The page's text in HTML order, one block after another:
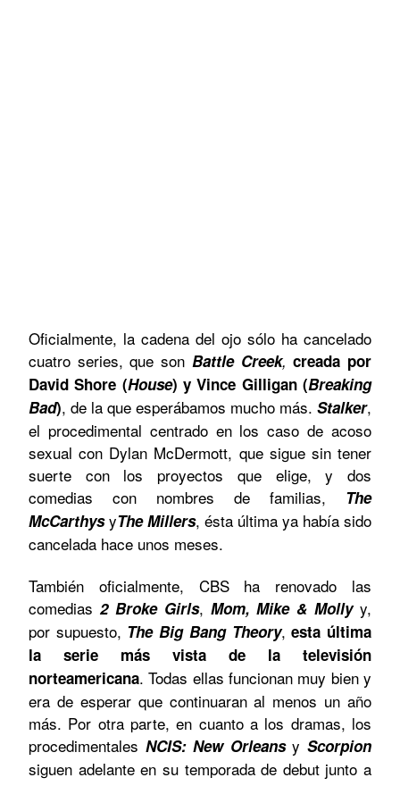
Oficialmente, la cadena del ojo sólo ha cancelado
cuatro series, que son Battle Creek, creada por
David Shore (House) y Vince Gilligan (Breaking
Bad), de la que esperábamos mucho más. Stalker,
el procedimental centrado en los caso de acoso
sexual con Dylan McDermott, que sigue sin tener
suerte con los proyectos que elige, y dos
comedias con nombres de familias, The
McCarthysyThe Millers, ésta última ya había sido
cancelada hace unos meses.
También oficialmente, CBS ha renovado las
comedias 2 Broke Girls, Mom, Mike & Mollyy,
por supuesto, The Big Bang Theory, esta última
la serie más vista de la televisión
norteamericana. Todas ellas funcionan muy bien y
era de esperar que continuaran al menos un año
más. Por otra parte, en cuanto a los dramas, los
procedimentales NCIS: New OrleansyScorpion
siguen adelante en su temporada de debut junto a